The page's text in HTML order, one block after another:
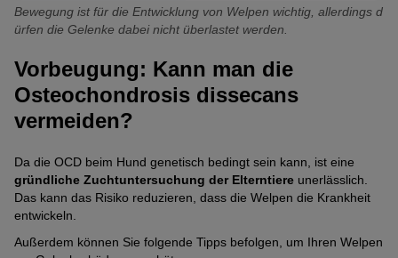
Bewegung ist für die Entwicklung von Welpen wichtig, allerdings d
ürfen die Gelenke dabei nicht überlastet werden.
Vorbeugung: Kann man die
Osteochondrosis dissecans
vermeiden?
Da die OCD beim Hund genetisch bedingt sein kann, ist eine
gründliche Zuchtuntersuchung der Elterntiere unerlässlich.
Das kann das Risiko reduzieren, dass die Welpen die Krankheit
entwickeln.
Außerdem können Sie folgende Tipps befolgen, um Ihren Welpen